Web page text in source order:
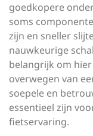
goedkopere
soms
zijn en sneller
nauwkeurige
belangrijk om
overwegen van
soepele en
essentieel zijn
fietservaring.